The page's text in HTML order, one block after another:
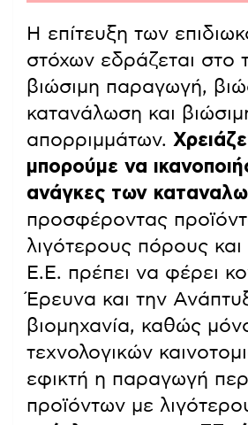
Η επίτευξη των
στόχων εδράζεται στο
βιώσιμη παραγωγή,
κατανάλωση και
απορριμμάτων.
μπορούμε να
ανάγκες των
προσφέροντας
λιγότερους πόρους και
E.E. πρέπει να φέρει
Έρευνα και την
βιομηχανία, καθώς
τεχνολογικών
εφικτή η παραγωγή
προϊόντων με